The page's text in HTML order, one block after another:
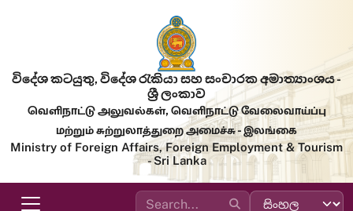
විදේශ කටයුතු, විදේශ රැකියා සහ සංචාරක අමාත්‍යාංශය -
ශ්‍රී ලංකාව
வெளிநாட்டு அலுவல்கள், வெளிநாட்டு வேலைவாய்ப்பு
மற்றும் சுற்றுலாத்துறை அமைச்சு - இலங்கை
Ministry of Foreign Affairs, Foreign Employment & Tourism
- Sri Lanka